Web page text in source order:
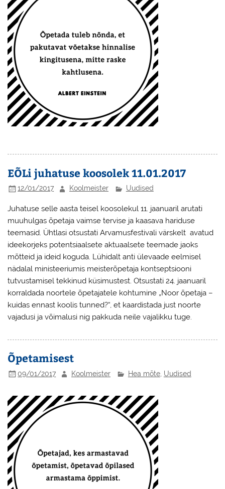
EÕLi juhatuse koosolek 11.01.2017
12/01/2017 Koolmeister Uudised
Juhatuse selle aasta teisel koosolekul 11. jaanuaril arutati
muuhulgas õpetaja vaimse tervise ja kaasava hariduse
teemasid. Ühtlasi otsustati Arvamusfestivali värskelt avatud
ideekorjeks potentsiaalsete aktuaalsete teemade jaoks
mõtteid ja ideid koguda. Lühidalt anti ülevaade eelmisel
nädalal ministeeriumis meisterõpetaja kontseptsiooni
tutvustamisel tekkinud küsimustest. Otsustati 24. jaanuaril
korraldada noortele õpetajatele kohtumine „Noor õpetaja –
kuidas ennast koolis tunned?“, et kaardistada just noorte
vajadusi ja võimalusi nig pakkuda neile vajalikku tuge.
Õpetamisest
09/01/2017 Koolmeister Hea mõte, Uudised